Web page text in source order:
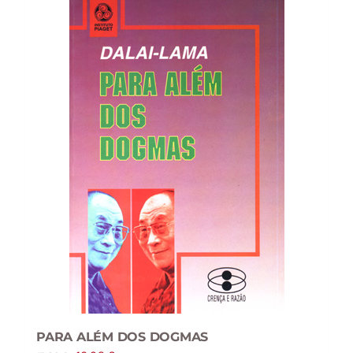
PARA ALÉM DOS DOGMAS